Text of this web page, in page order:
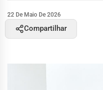
22 De Maio De 2026
Compartilhar